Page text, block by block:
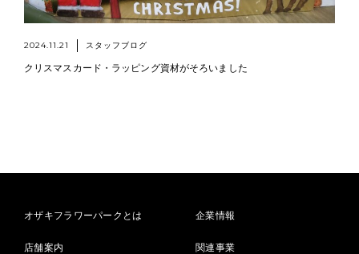
2024.11.21 スタッフブログ
クリスマスカード・ラッピング資材がそろいました
オザキフラワーパークとは
店舗案内
企業情報
関連事業